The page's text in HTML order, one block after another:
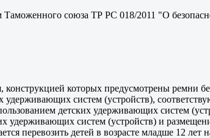
союза ТР РС 018/2011 "О
конструкцией которых предусмотрены ремни
систем (устройств),
детских удерживающих систем
удерживающих систем (устройств) и
перевозить детей в возрасте младше 12 лет